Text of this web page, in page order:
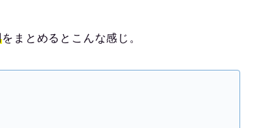
をまとめるとこんな感じ。